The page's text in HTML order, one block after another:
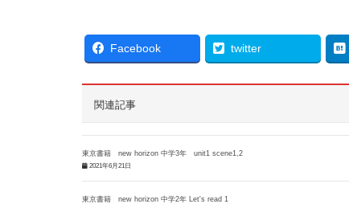
Facebook twitter
関連記事
東京書籍 new horizon 中学3年 unit1 scene1,2
2021年6月21日
東京書籍 new horizon 中学2年 Let's read 1